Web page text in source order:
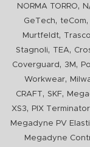
NORMA TORRO,
GeTech, teCom,
Murtfeldt, Trasco
Stagnoli, TEA,
Coverguard , 3M ,
Workwear,
CRAFT, SKF,
XS3, PIX
Megadyne PV
Megadyne